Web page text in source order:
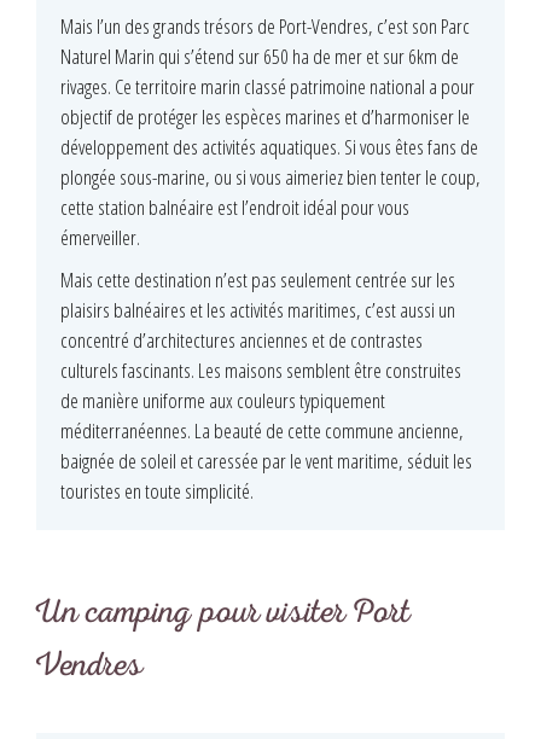
Mais l’un des grands trésors de Port-Vendres, c’est son Parc
Naturel Marin qui s’étend sur 650 ha de mer et sur 6km de
rivages. Ce territoire marin classé patrimoine national a pour
objectif de protéger les espèces marines et d’harmoniser le
développement des activités aquatiques. Si vous êtes fans de
plongée sous-marine, ou si vous aimeriez bien tenter le coup,
cette station balnéaire est l’endroit idéal pour vous
émerveiller.
Mais cette destination n’est pas seulement centrée sur les
plaisirs balnéaires et les activités maritimes, c’est aussi un
concentré d’architectures anciennes et de contrastes
culturels fascinants. Les maisons semblent être construites
de manière uniforme aux couleurs typiquement
méditerranéennes. La beauté de cette commune ancienne,
baignée de soleil et caressée par le vent maritime, séduit les
touristes en toute simplicité.
Un camping pour visiter Port
Vendres